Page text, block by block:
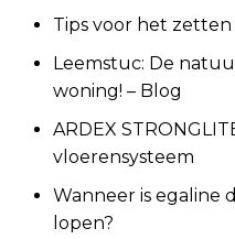
Tips voor het
Leemstuc: De
woning! – Blog
ARDEX
vloerensysteem
Wanneer is egaline
lopen?